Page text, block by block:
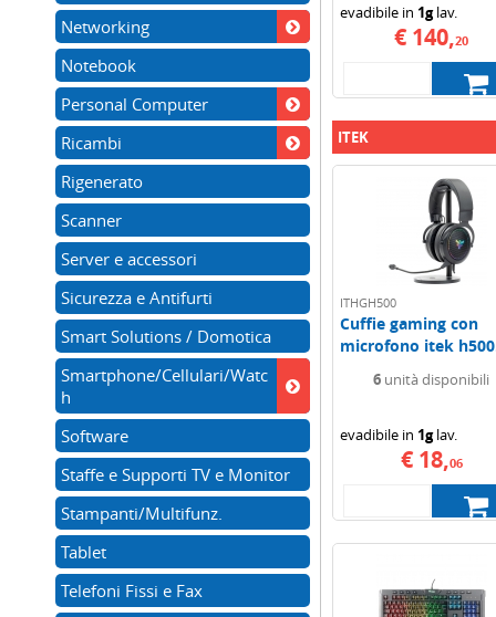
evadibile in 1glav.
€ 140,20
ITEK
ITHGH500
Cuffie gaming con
microfono itek
6 unità disponibili
evadibile in 1glav.
€ 18,06
Networking
Notebook
Personal Computer
Ricambi
Rigenerato
Scanner
Server e accessori
Sicurezza e Antifurti
Smart Solutions / Domotica
Smartphone/Cellulari/Watc
h
Software
Staffe e Supporti TV e Monitor
Stampanti/Multifunz.
Tablet
Telefoni Fissi e Fax